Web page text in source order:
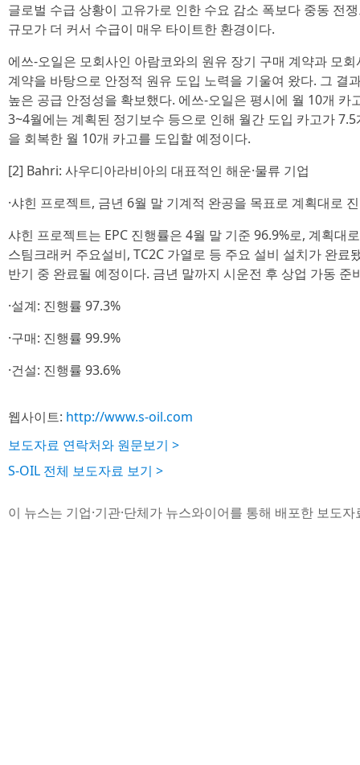
글로벌 수급 상황이 고유가로 인한 수요 감소 폭보다 중동 전
규모가 더 커서 수급이 매우 타이트한 환경이다.
에쓰-오일은 모회사인 아람코와의 원유 장기 구매 계약과 모
계약을 바탕으로 안정적 원유 도입 노력을 기울여 왔다. 그 결
높은 공급 안정성을 확보했다. 에쓰-오일은 평시에 월 10개
3~4월에는 계획된 정기보수 등으로 인해 월간 도입 카고가
을 회복한 월 10개 카고를 도입할 예정이다.
[2] Bahri: 사우디아라비아의 대표적인 해운·물류 기업
·샤힌 프로젝트, 금년 6월 말 기계적 완공을 목표로 계획대로
샤힌 프로젝트는 EPC 진행률은 4월 말 기준 96.9%로, 계획대
스팀크래커 주요설비, TC2C 가열로 등 주요 설비 설치가 완
반기 중 완료될 예정이다. 금년 말까지 시운전 후 상업 가동 준
·설계: 진행률 97.3%
·구매: 진행률 99.9%
·건설: 진행률 93.6%
웹사이트: http://www.s-oil.com
보도자료 연락처와 원문보기 >
S-OIL 전체 보도자료 보기 >
이 뉴스는 기업·기관·단체가 뉴스와이어를 통해 배포한 보도